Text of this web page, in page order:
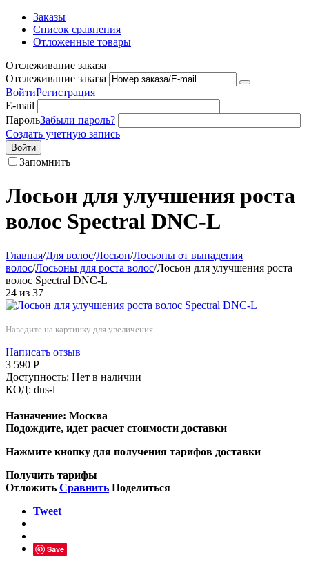
Заказы
Список сравнения
Отложенные товары
Отслеживание заказа
Отслеживание заказа
ВойтиРегистрация
E-mail
ПарольЗабыли пароль?
Создать учетную запись
Войти
Запомнить
Лосьон для улучшения роста
волос Spectral DNC-L
Главная/Для волос/Лосьон/Лосьоны от выпадения
волос/Лосьоны для роста волос/Лосьон для улучшения роста
волос Spectral DNC-L
24 из 37
Наведите на картинку для увеличения
Написать отзыв
3 590 Р
Доступность: Нет в наличии
КОД: dns-l
Назначение: Москва
Подождите, идет расчет стоимости доставки
Нажмите кнопку для получения тарифов доставки
Получить тарифы
Отложить Сравнить Поделиться
Tweet
Save